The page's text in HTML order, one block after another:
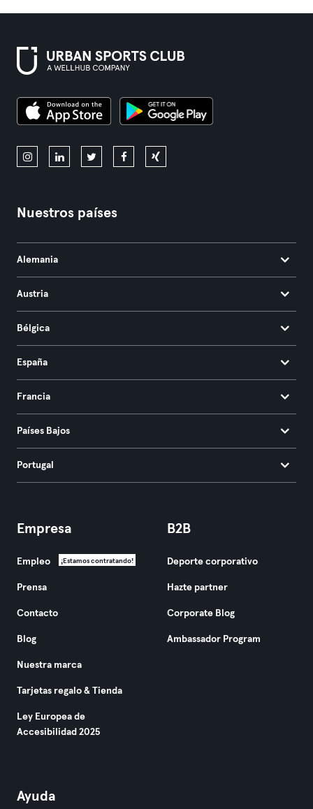
Nuestros países
Alemania
Austria
Bélgica
España
Francia
Países Bajos
Portugal
Empresa
Empleo ¡Estamos contratando!
Prensa
Contacto
Blog
Nuestra marca
Tarjetas regalo & Tienda
Ley Europea de
Accesibilidad 2025
B2B
Deporte corporativo
Hazte partner
Corporate Blog
Ambassador Program
Ayuda